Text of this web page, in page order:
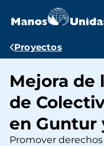
contenido
Ruta
navegación
Proyectos
Mejora de
de
en Guntur
Promover